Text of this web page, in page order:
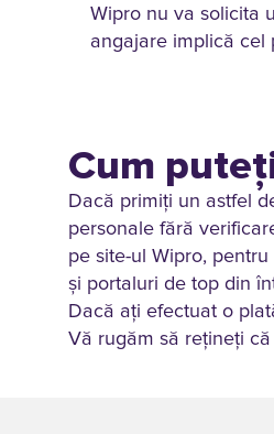
Wipro nu va solicita
angajare implică cel
Cum
Dacă primiți un astfel
personale fără
pe site-ul Wipro,
și portaluri de top din
Dacă ați efectuat o
Vă rugăm să rețineți